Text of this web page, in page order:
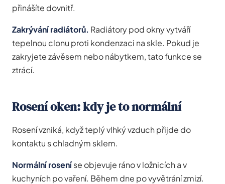
přinášíte dovnitř.
Zakrývání radiátorů. Radiátory pod okny vytváří
tepelnou clonu proti kondenzaci na skle. Pokud je
zakryjete závěsem nebo nábytkem, tato funkce se
ztrácí.
Rosení oken: kdy je to normální
Rosení vzniká, když teplý vlhký vzduch přijde do
kontaktu s chladným sklem.
Normální roseníse objevuje ráno v ložnicích a v
kuchyních po vaření. Během dne po vyvětrání zmizí.